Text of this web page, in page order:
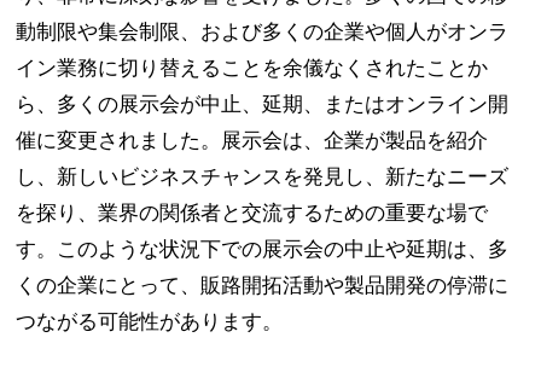
動制限や集会制限、および多くの企業や個人がオンラ
イン業務に切り替えることを余儀なくされたことか
ら、多くの展示会が中止、延期、またはオンライン開
催に変更されました。展示会は、企業が製品を紹介
し、新しいビジネスチャンスを発見し、新たなニーズ
を探り、業界の関係者と交流するための重要な場で
す。このような状況下での展示会の中止や延期は、多
くの企業にとって、販路開拓活動や製品開発の停滞に
つながる可能性があります。